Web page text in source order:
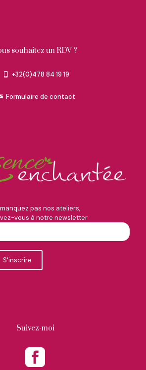
souhaitez un RDV ?
+32(0)478 84 19 19
Formulaire de contact
pas nos ateliers,
vous à notre newsletter
Suivez-moi